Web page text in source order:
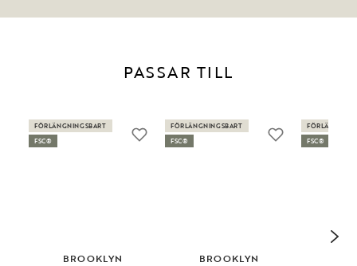
PASSAR TILL
BROOKLYN
FÖRLÄNGNINGSBART
FSC®
BROOKLYN
FÖRLÄNGNINGSBART
FSC®
FSC®